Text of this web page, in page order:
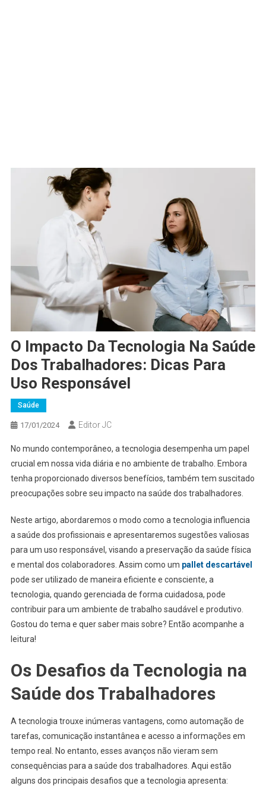
O Impacto Da Tecnologia Na Saúde
Dos Trabalhadores: Dicas Para
Uso Responsável
Saúde
17/01/2024 Editor JC
No mundo contemporâneo, a tecnologia desempenha um papel
crucial em nossa vida diária e no ambiente de trabalho. Embora
tenha proporcionado diversos benefícios, também tem suscitado
preocupações sobre seu impacto na saúde dos trabalhadores.
Neste artigo, abordaremos o modo como a tecnologia influencia
a saúde dos profissionais e apresentaremos sugestões valiosas
para um uso responsável, visando a preservação da saúde física
e mental dos colaboradores. Assim como um pallet descartável
pode ser utilizado de maneira eficiente e consciente, a
tecnologia, quando gerenciada de forma cuidadosa, pode
contribuir para um ambiente de trabalho saudável e produtivo.
Gostou do tema e quer saber mais sobre? Então acompanhe a
leitura!
Os Desafios da Tecnologia na
Saúde dos Trabalhadores
A tecnologia trouxe inúmeras vantagens, como automação de
tarefas, comunicação instantânea e acesso a informações em
tempo real. No entanto, esses avanços não vieram sem
consequências para a saúde dos trabalhadores. Aqui estão
alguns dos principais desafios que a tecnologia apresenta: